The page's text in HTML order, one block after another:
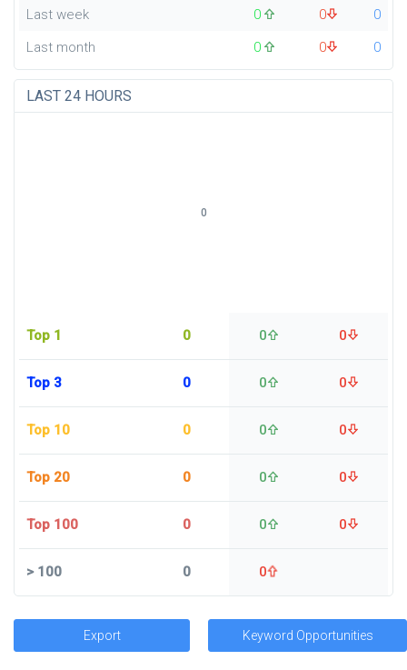
Last week
0 0
0
Last month
0 0 0
LAST 24 HOURS
Top 1 0 0 0
Top 3 0 0 0
Top 10 0 0 0
Top 20 0 0 0
Top 100 0 0 0
>100 0 0
0
Export Keyword Opportunities